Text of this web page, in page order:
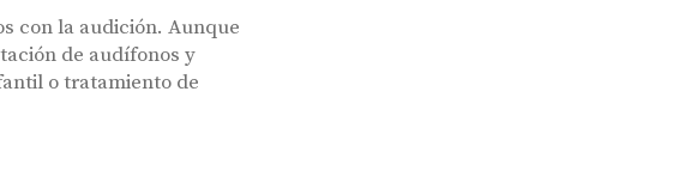
con la audición. Aunque
de audífonos y
o tratamiento de